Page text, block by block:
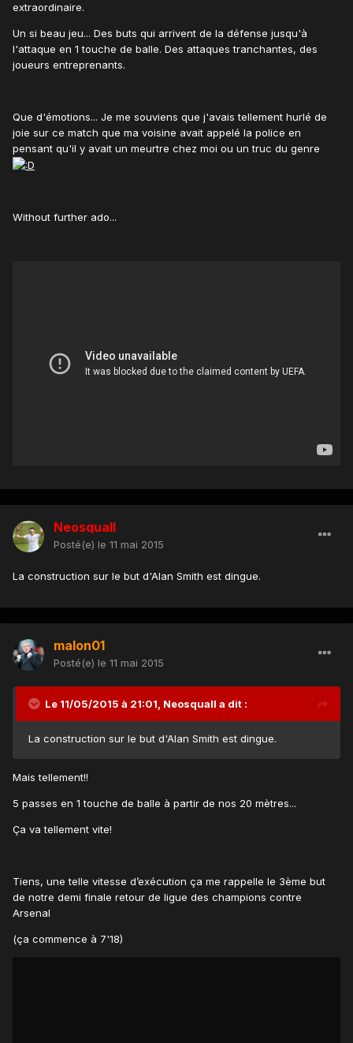
extraordinaire.
Un si beau jeu... Des buts qui arrivent de la défense jusqu'à
l'attaque en 1 touche de balle. Des attaques tranchantes, des
joueurs entreprenants.
Que d'émotions... Je me souviens que j'avais tellement hurlé de
joie sur ce match que ma voisine avait appelé la police en
pensant qu'il y avait un meurtre chez moi ou un truc du genre
Without further ado...
Neosquall
Posté(e) le 11 mai 2015
La construction sur le but d'Alan Smith est dingue.
malon01
Posté(e) le 11 mai 2015
Le 11/05/2015 à 21:01, Neosquall a dit :
La construction sur le but d'Alan Smith est dingue.
Mais tellement!!
5 passes en 1 touche de balle à partir de nos 20 mètres...
Ça va tellement vite!
Tiens, une telle vitesse d’exécution ça me rappelle le 3ème but
de notre demi finale retour de ligue des champions contre
Arsenal
(ça commence à 7'18)